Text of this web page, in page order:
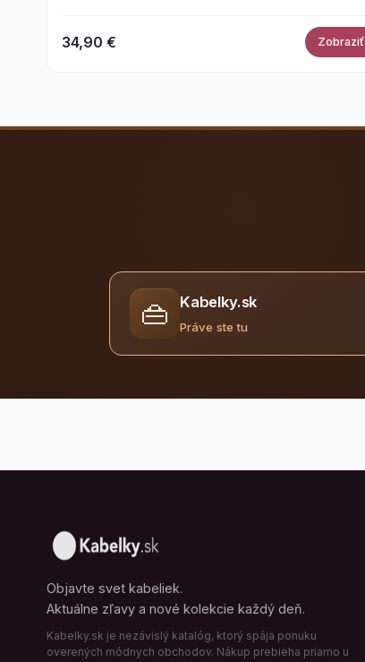
34,90 € Zobraziť
👜 Kabelky.sk
Práve ste tu
Objavte svet kabeliek.
Aktuálne zľavy a nové kolekcie každý deň.
Kabelky.sk je nezávislý katalóg, ktorý spája ponuku
overených módnych obchodov. Nákup prebieha priamo u